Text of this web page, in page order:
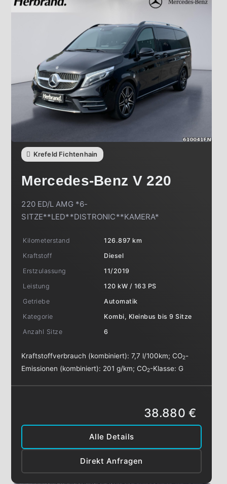
Krefeld Fichtenhain
Mercedes-Benz V 220
220 ED/L AMG *6-
SITZE**LED**DISTRONIC**KAMERA*
Kilometerstand
126.897 km
Kraftstoff
Diesel
Erstzulassung
11/2019
Leistung
120 kW / 163 PS
Getriebe
Automatik
Kategorie
Kombi, Kleinbus bis 9 Sitze
Anzahl Sitze
6
Kraftstoffverbrauch (kombiniert):7,7 l/100km;CO2-
Emissionen (kombiniert): 201 g/km;CO2-Klasse:G
Alle Details
Direkt Anfragen
38.880 €